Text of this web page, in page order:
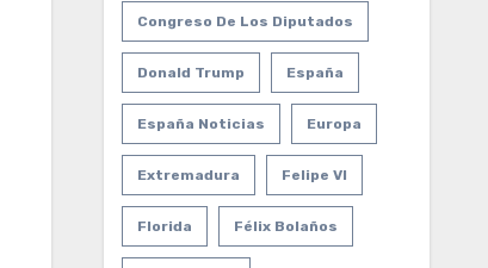
Congreso De Los Diputados
Donald Trump España
España Noticias Europa
Extremadura Felipe VI
Florida Félix Bolaños